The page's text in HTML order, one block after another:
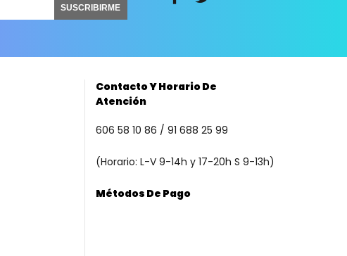
SUSCRIBIRME
Contacto Y Horario De
Atención
606 58 10 86 / 91 688 25 99
(Horario: L-V 9-14h y 17-20h S 9-13h)
Métodos De Pago